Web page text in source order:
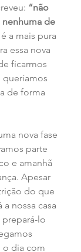
“não
de
a mais pura
essa nova
ficarmos
queríamos
de forma
nova fase
parte
e amanhã
Apesar
do que
nossa casa
lo
o dia com